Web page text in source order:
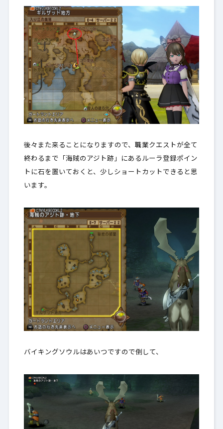
後々また来ることになりますので、職業クエストが全て
終わるまで「海賊のアジト跡」にあるルーラ登録ポイン
トに石を置いておくと、少しショートカットできると思
います。
バイキングソウルはあいつですので倒して、